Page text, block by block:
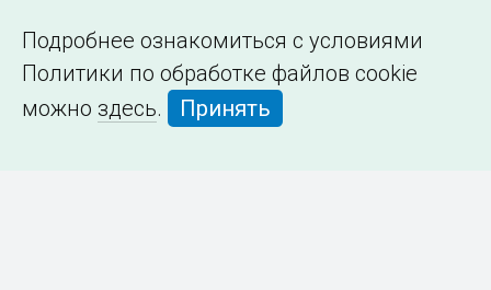
Подробнее ознакомиться с условиями
Политики по обработке файлов cookie
можно здесь. Принять